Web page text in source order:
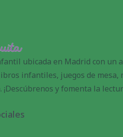
ubicada en Madrid con un
infantiles, juegos de mesa,
y fomenta la